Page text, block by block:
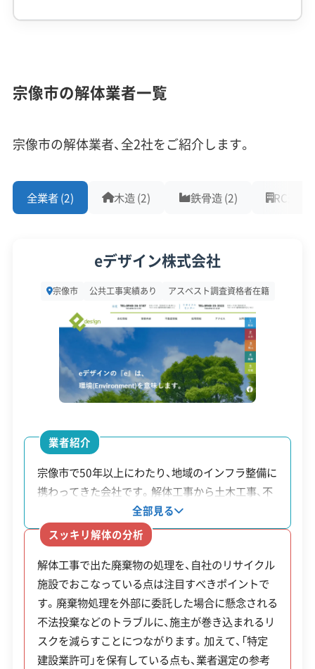
宿る島』宗像・沖ノ島と関連遺産群」の構成資産があ
事には、本土とは全く違う制約が伴います。
まず、物流コストの問題です。島民が利用する市営
渡船「フェリーおおしま」などでは、解体用の大型重
そ、工事のたびに専用の台船（チャーターバージ）を
以上かかることもあります。結果、工事全体の費用
が本土の2倍から3倍に膨れ上がるケースも珍しく
ないのです。
次に、法規制と景観への配慮も重要です。世界遺産
例による厳しい規制があります。例えば、古民家の
解体では歴史的な部材の保存を求められたり、島の
景観の一部である石垣を簡単に撤去できなかった
りするため、行政との綿密な協議が欠かせません。
離島での解体は、コストと専門知識の両方が問われ
る難易度の高い工事です。
解体工事・空き家対策の補助金
従業員30人以上
中間処理場保有
アスベストレベル1,2除去 ブロック塀
土木工事
保有資格(9)
建設業許可 解体工事業登録
産業廃棄物収集運搬業許可
産業廃棄物処分業許可
石綿作業主任者
建築物石綿含有建材調査者
解体工事施工技士
1級土木施工管理技士
1級建設機械施工管理技士
安全対策・リスク管理
工事賠償責任保険 違反歴なし 表彰・受賞
現場清掃
ISO認証
電子マニフェスト 地域貢献・ボランティア
顧客対応・サービス(17)
自社ホームページ 無料見積もり 不要品回収
不要品買取
不動産取引
補助金・助成金申請 土地活用
滅失登記
建設リサイクル届
近隣挨拶
翌営業日連絡
クレジットカード
解体ローン SNS 土対応
日祝対応
宗像市の解体業者一覧
宗像市の解体業者、全2社をご紹介します。
全業者 (2) 木造 (2) 鉄骨造 (2) RC造 (2)
eデザイン株式会社
宗像市 公共工事実績あり アスベスト調査資格者在籍
業者紹介
宗像市で50年以上にわたり、地域のインフラ整備に
携わってきた会社です。解体工事から土木工事、不
動産の売却までを自社グループ内で対応できる点
が特徴です。解体で出たコンクリート廃材は、自社
の「石丸 リサイクルセンター」で再生砕石としてリ
サイクルしています。外部業者を介さないため、中
間コストの削減につながります。また、大規模な工
事を元請として管理できる「特定建設業許可」を持
ち、1級土木施工管理技士も6名在籍しています。解
体後の土地活用についても相談が可能です。
全部見る
スッキリ解体の分析
解体工事で出た廃棄物の処理を、自社のリサイクル
施設でおこなっている点は注目すべきポイントで
す。廃棄物処理を外部に委託した場合に懸念される
不法投棄などのトラブルに、施主が巻き込まれるリ
スクを減らすことにつながります。加えて、「特定
建設業許可」を保有している点も、業者選定の参考